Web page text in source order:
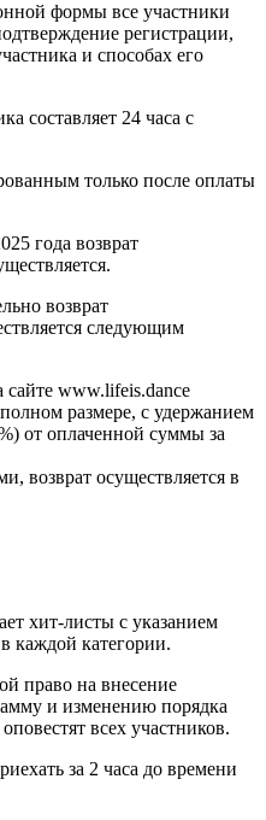
формы все участники
регистрации,
и способах его
составляет 24 часа с
только после оплаты
года возврат
возврат
следующим
сайте www.lifeis.dance
размере, с удержанием
от оплаченной суммы за
возврат осуществляется в
хит-листы с указанием
каждой категории.
право на внесение
и изменению порядка
всех участников.
за 2 часа до времени